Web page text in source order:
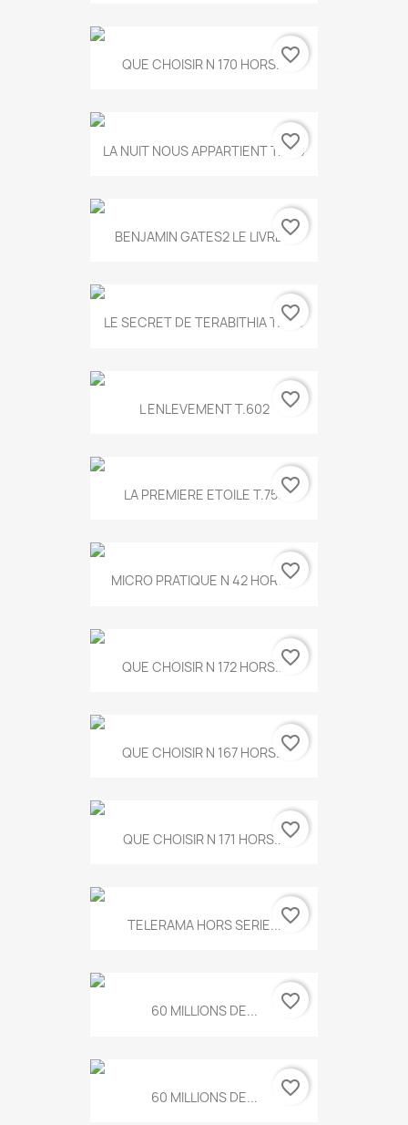
QUE CHOISIR N 170 HORS...favorite_border
LA NUIT NOUS APPARTIENT T.634
favorite_border
BENJAMIN GATES2 LE LIVRE...
favorite_border
LE SECRET DE TERABITHIA T.560
favorite_border
L ENLEVEMENT T.602 favorite_border
LA PREMIERE ETOILE T.755favorite_border
MICRO PRATIQUE N 42 HORS...
favorite_border
QUE CHOISIR N 172 HORS...favorite_border
QUE CHOISIR N 167 HORS...favorite_border
QUE CHOISIR N 171 HORS...favorite_border
TELERAMA HORS SERIE...favorite_border
60 MILLIONS DE... favorite_border
60 MILLIONS DE... favorite_border